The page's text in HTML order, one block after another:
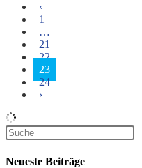
‹
1
…
21
22
23
24
›
Neueste Beiträge